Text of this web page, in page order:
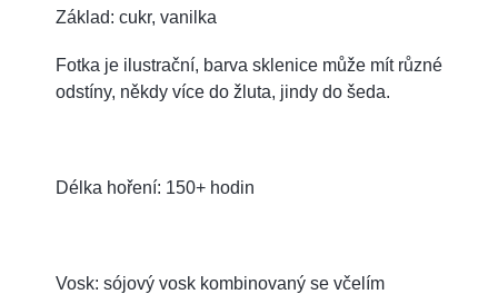
Základ: cukr, vanilka
Fotka je ilustrační, barva sklenice může mít různé
odstíny, někdy více do žluta, jindy do šeda.
Délka hoření: 150+ hodin
Vosk: sójový vosk kombinovaný se včelím